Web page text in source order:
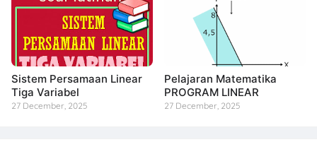
Sistem Persamaan Linear
Tiga Variabel
27 December, 2025
Pelajaran Matematika
PROGRAM LINEAR
27 December, 2025